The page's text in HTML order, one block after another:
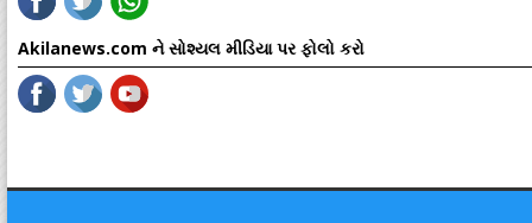
Akilanews.com ને સોશ્યલ મીડિયા પર ફોલો કરો